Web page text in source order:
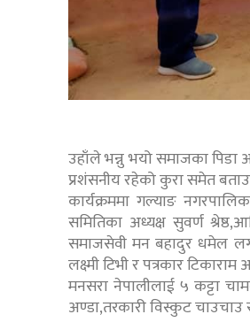
उहाँले भन्नु भयो समाजका
प्रशंसनीय रहेको कुरा समेत
कार्यक्रममा गल्याङ
समितिका अध्यक्ष सुवर्ण
समाजसेवी मन बहादुर धमेल
लक्ष्मी टिभी र पत्रकार
मनसरा नेपालीलाई ५ कट्टा
अण्डा,तरकारी विस्कुट चाउचाउ